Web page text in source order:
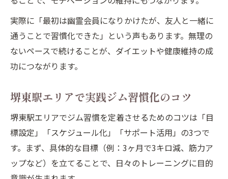
実際に「最初は幽霊会員になりかけたが、友人と一緒に
通うことで習慣化できた」という声もあります。無理の
ないペースで続けることが、ダイエットや健康維持の成
功につながります。
堺東駅エリアで実践ジム習慣化のコツ
堺東駅エリアでジム習慣を定着させるためのコツは「目
標設定」「スケジュール化」「サポート活用」の3つで
す。まず、具体的な目標（例：3ヶ月で3キロ減、筋力ア
ップなど）を立てることで、日々のトレーニングに目的